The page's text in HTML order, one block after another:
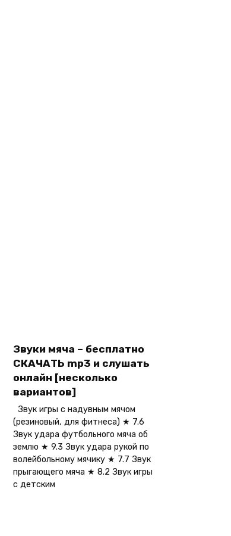
Звуки мяча – бесплатно
СКАЧАТЬ mp3 и слушать
онлайн [несколько
вариантов]
Звук игры с надувным мячом
(резиновый, для фитнеса) ★ 7.6
Звук удара футбольного мяча об
землю ★ 9.3 Звук удара рукой по
волейбольному мячику ★ 7.7 Звук
прыгающего мяча ★ 8.2 Звук игры
с детским